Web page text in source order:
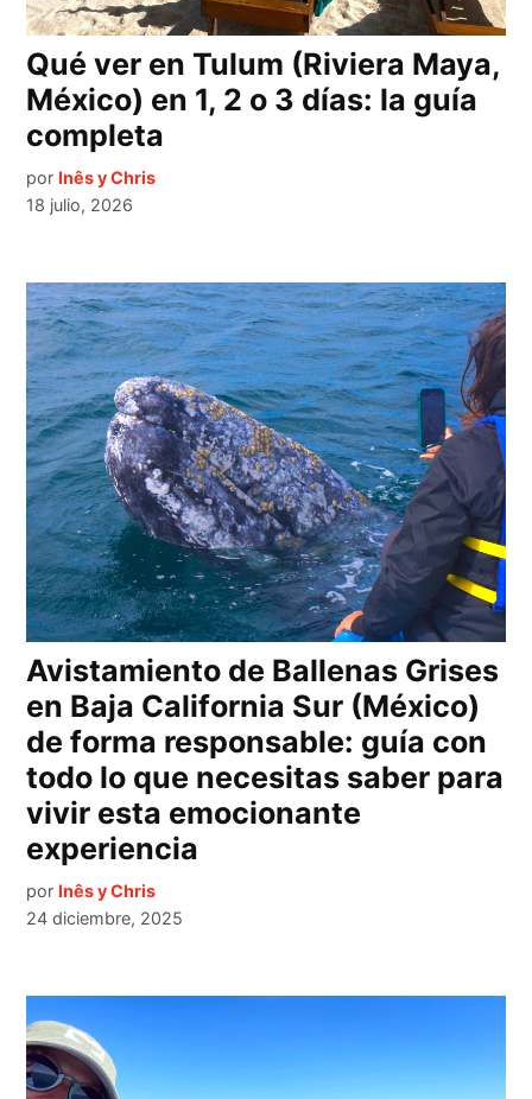
Qué ver en Tulum (Riviera Maya,
México) en 1, 2 o 3 días: la guía
completa
por Inês y Chris
18 julio, 2026
Avistamiento de Ballenas Grises
en Baja California Sur (México)
de forma responsable: guía con
todo lo que necesitas saber para
vivir esta emocionante
experiencia
por Inês y Chris
24 diciembre, 2025